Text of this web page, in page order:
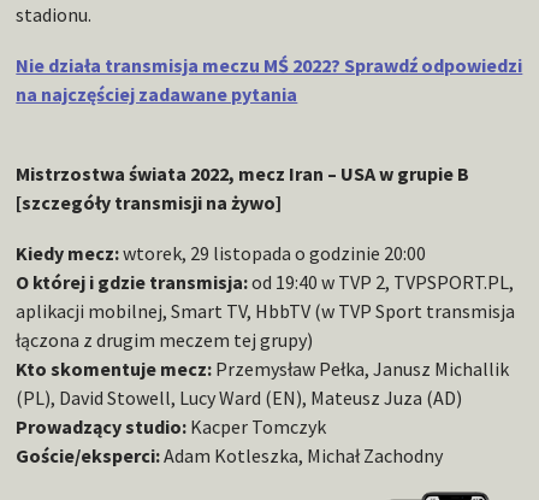
stadionu.
Nie działa transmisja meczu MŚ 2022? Sprawdź odpowiedzi
na najczęściej zadawane pytania
Mistrzostwa świata 2022, mecz Iran – USA w grupie B
[szczegóły transmisji na żywo]
Kiedy mecz:wtorek, 29 listopada o godzinie 20:00
O której i gdzie transmisja:od 19:40 w TVP 2, TVPSPORT.PL,
aplikacji mobilnej, Smart TV, HbbTV (w TVP Sport transmisja
łączona z drugim meczem tej grupy)
Kto skomentuje mecz: Przemysław Pełka, Janusz Michallik
(PL), David Stowell, Lucy Ward (EN), Mateusz Juza (AD)
Prowadzący studio: Kacper Tomczyk
Goście/eksperci:Adam Kotleszka, Michał Zachodny